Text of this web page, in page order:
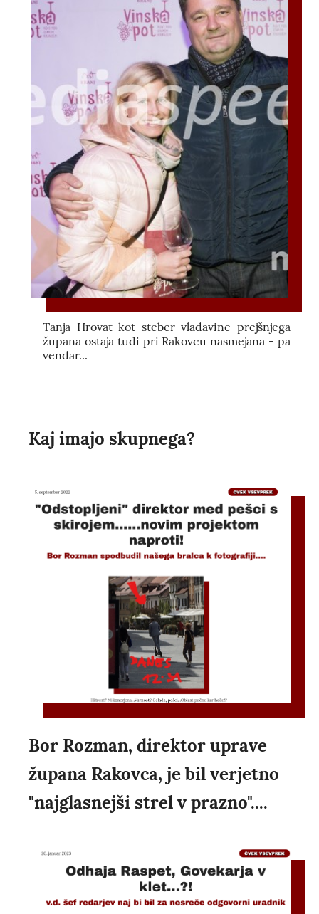
Tanja Hrovat kot steber vladavine prejšnjega
župana ostaja tudi pri Rakovcu nasmejana - pa
vendar...
Kaj imajo skupnega?
Bor Rozman, direktor uprave
župana Rakovca, je bil verjetno
"najglasnejši strel v prazno"....